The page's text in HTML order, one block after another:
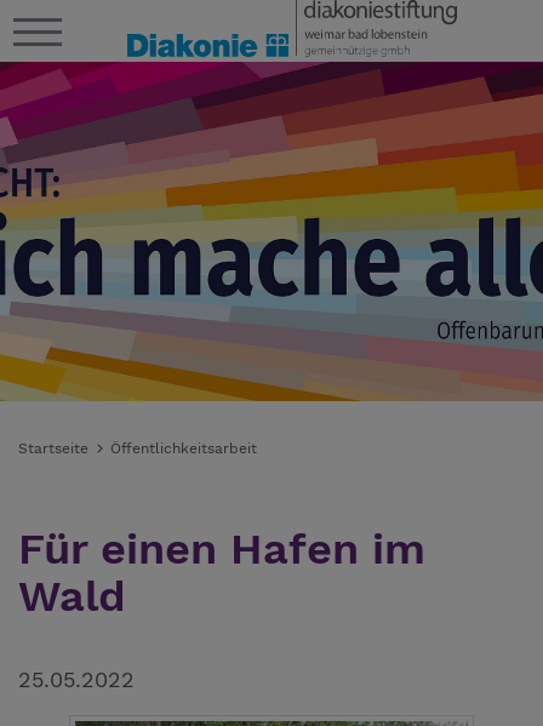
Startseite Öffentlichkeitsarbeit
Für einen Hafen im
Wald
25.05.2022